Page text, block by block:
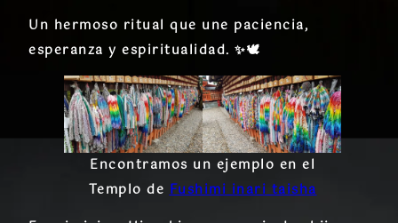
Un hermoso ritual que une paciencia,
esperanza y espiritualidad. ✨🕊️
Encontramos un ejemplo en el
Templo deFushimi inari taisha